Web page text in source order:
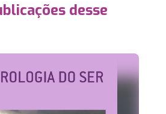
desse